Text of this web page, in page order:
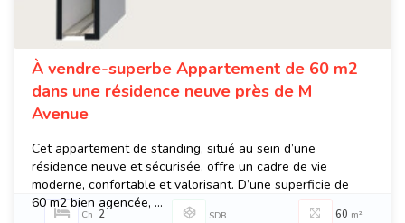
À vendre-superbe Appartement de 60 m2
dans une résidence neuve près de M
Avenue
Cet appartement de standing, situé au sein d’une
résidence neuve et sécurisée, offre un cadre de vie
moderne, confortable et valorisant. D’une superficie de
60 m2 bien agencée, ...
Ch 2 SDB 60 m²